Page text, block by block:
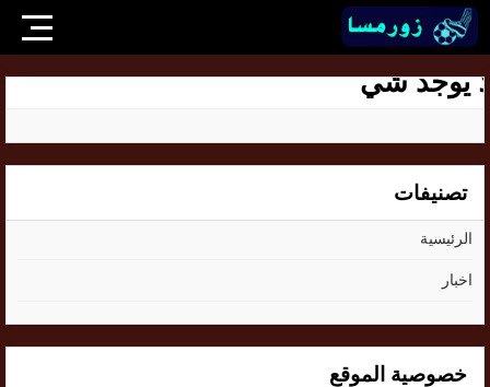
يوجد شي
تصنيفات
الرئيسية
اخبار
خصوصية الموقع